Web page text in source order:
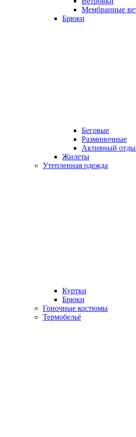
Мембранные
Брюки
Беговые
Разминочные
Активный
Жилеты
Утепленная одежда
Куртки
Брюки
Гоночные костюмы
Термобельё